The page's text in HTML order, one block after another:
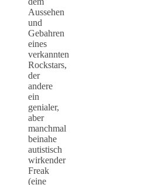
Aussehen
und
Gebahren
eines
verkannten
Rockstars,
der
andere
ein
genialer,
aber
manchmal
beinahe
autistisch
wirkender
Freak
(eine